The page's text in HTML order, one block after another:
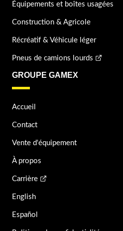
Équipements et boîtes usagées
Construction & Agricole
Récréatif & Véhicule léger
Pneus de camions lourds
GROUPE GAMEX
Accueil
Contact
Vente d'équipement
À propos
Carrière
English
Español